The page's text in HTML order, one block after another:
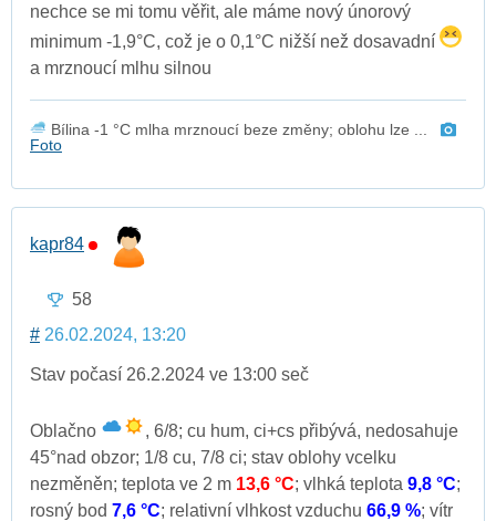
nechce se mi tomu věřit, ale máme nový únorový
minimum -1,9°C, což je o 0,1°C nižší než dosavadní
a mrznoucí mlhu silnou
Bílina -1 °C mlha mrznoucí beze změny; oblohu lze ...
Foto
kapr84
58
# 26.02.2024, 13:20
Stav počasí 26.2.2024 ve 13:00 seč
Oblačno
, 6/8; cu hum, ci+cs přibývá, nedosahuje
45°nad obzor; 1/8 cu, 7/8 ci; stav oblohy vcelku
nezměněn; teplota ve 2 m 13,6 °C; vlhká teplota 9,8 °C;
rosný bod 7,6 °C; relativní vlhkost vzduchu 66,9 %; vítr